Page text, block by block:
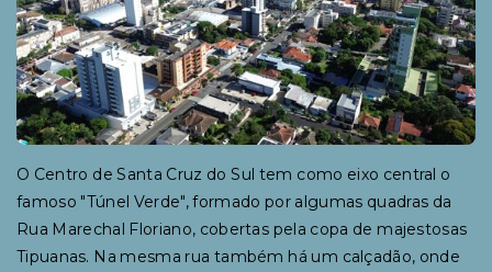
O Centro de Santa Cruz do Sul tem como eixo central o
famoso "Túnel Verde", formado por algumas quadras da
Rua Marechal Floriano, cobertas pela copa de majestosas
Tipuanas. Na mesma rua também há um calçadão, onde